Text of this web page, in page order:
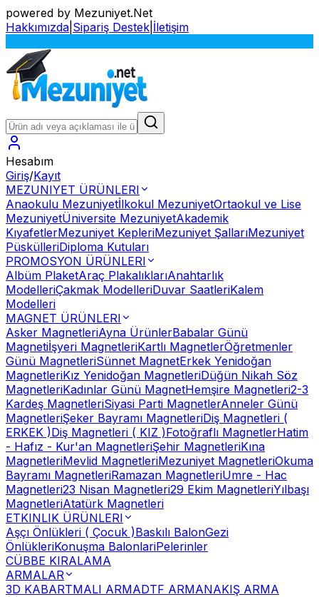
powered by Mezuniyet.Net
Hakkımızda Sipariş Destek İletişim
Hesabım
Giriş/Kayıt
MEZUNIYET ÜRÜNLERI
Anaokulu Mezuniyetİlkokul MezuniyetOrtaokul ve Lise
MezuniyetÜniversite MezuniyetAkademik
KıyafetlerMezuniyet KepleriMezuniyet ŞallarıMezuniyet
PüskülleriDiploma Kutuları
PROMOSYON ÜRÜNLERI
Albüm PlaketAraç PlakalıklarıAnahtarlık
ModelleriÇakmak ModelleriDuvar SaatleriKalem
Modelleri
MAGNET ÜRÜNLERI
Asker MagnetleriAyna ÜrünlerBabalar Günü
Magnetiİşyeri MagnetleriKartlı MagnetlerÖğretmenler
Günü MagnetleriSünnet MagnetErkek Yenidoğan
MagnetleriKız Yenidoğan MagnetleriDüğün Nikah Söz
MagnetleriKadınlar Günü MagnetHemşire Magnetleri2-3
Kardeş MagnetleriSiyasi Parti MagnetlerAnneler Günü
MagnetleriŞeker Bayramı MagnetleriDiş Magnetleri (
ERKEK )Diş Magnetleri ( KIZ )Fotoğraflı MagnetlerHatim
- Hafız - Kur'an MagnetleriŞehir MagnetleriKına
MagnetleriMevlid MagnetleriMezuniyet MagnetleriOkuma
Bayramı MagnetleriRamazan MagnetleriUmre - Hac
Magnetleri23 Nisan Magnetleri29 Ekim MagnetleriYılbaşı
MagnetleriAtatürk Magnetleri
ETKINLIK ÜRÜNLERI
Aşçı Önlükleri ( Çocuk )Baskılı BalonGezi
ÖnlükleriKonuşma BalonlariPelerinler
CÜBBE KIRALAMA
ARMALAR
3D KABARTMALI ARMADTF ARMANAKIŞ ARMA